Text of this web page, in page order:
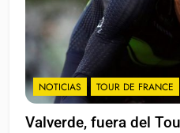
NOTICIAS TOUR DE FRANCE
Valverde, fuera del